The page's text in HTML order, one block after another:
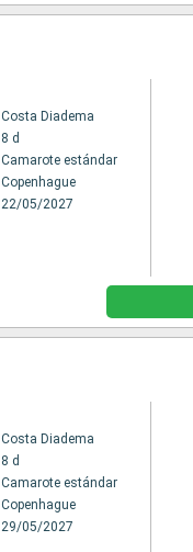
Costa Diadema
8 d
Camarote estándar
Copenhague
22/05/2027
Costa Diadema
8 d
Camarote estándar
Copenhague
29/05/2027